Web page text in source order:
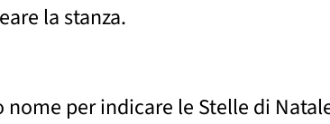
la stanza.
per indicare le Stelle di